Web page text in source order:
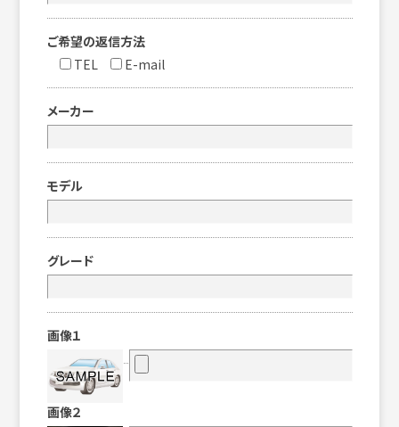
ご希望の返信方法
TEL
E-mail
メーカー
モデル
グレード
画像１
画像２